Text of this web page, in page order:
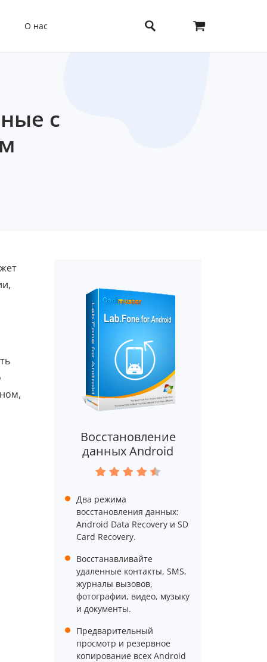
О нас
с
Восстановление
данных Android
Два режима
восстановления данных:
Android Data Recovery и SD
Card Recovery.
Восстанавливайте
удаленные контакты, SMS,
журналы вызовов,
фотографии, видео, музыку
и документы.
Предварительный
просмотр и резервное
копирование всех Android